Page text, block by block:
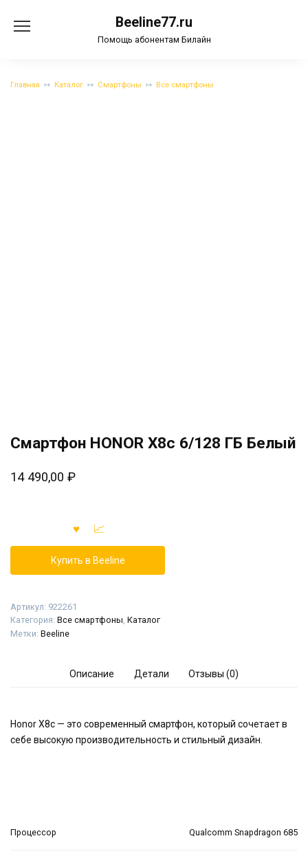
содержанию
Beeline77.ru
Помощь абонентам Билайн
Главная Каталог Смартфоны Все смартфоны
Смартфон HONOR X8c 6/128 ГБ Белый
14 490,00 ₽
Купить в Beeline
Артикул: 922261
Категория: Все смартфоны, Каталог
Метки: Beeline
Описание Детали Отзывы (0)
Honor X8c — это современный смартфон, который сочетает в
себе высокую производительность и стильный дизайн.
Процессор Qualcomm Snapdragon 685